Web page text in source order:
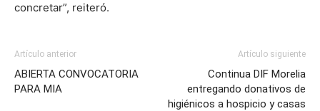
concretar”, reiteró.
Artículo anterior
ABIERTA CONVOCATORIA
PARA MIA
Artículo siguiente
Continua DIF Morelia
entregando donativos de
higiénicos a hospicio y casas